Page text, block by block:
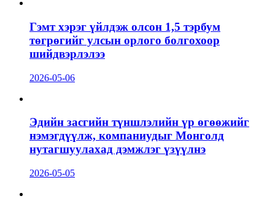
Гэмт хэрэг үйлдэж олсон 1,5 тэрбум
төгрөгийг улсын орлого болгохоор
шийдвэрлэлээ
2026-05-06
Эдийн засгийн түншлэлийн үр өгөөжийг
нэмэгдүүлж, компаниудыг Монголд
нутагшуулахад дэмжлэг үзүүлнэ
2026-05-05